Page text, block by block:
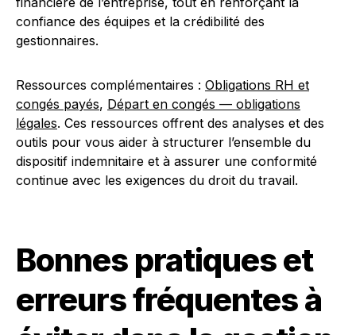
confiance des équipes et la crédibilité des
gestionnaires.
Ressources complémentaires : Obligations RH et
congés payés, Départ en congés — obligations
légales. Ces ressources offrent des analyses et des
outils pour vous aider à structurer l’ensemble du
dispositif indemnitaire et à assurer une conformité
continue avec les exigences du droit du travail.
Bonnes pratiques et
erreurs fréquentes à